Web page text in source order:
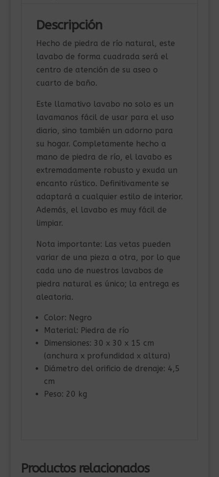
Descripción
Hecho de piedra de río natural, este
lavabo de forma cuadrada será el
centro de atención de su aseo o
cuarto de baño.
Este llamativo lavabo no solo es un
lavamanos fácil de usar para el uso
diario, sino también un adorno para
su hogar. Completamente hecho a
mano de piedra de río, el lavabo es
extremadamente robusto y exuda un
encanto rústico. Definitivamente se
adaptará a cualquier estilo de interior.
Además, el lavabo es muy fácil de
limpiar.
Nota importante: Las vetas pueden
variar de una pieza a otra, por lo que
cada uno de nuestros lavabos de
piedra natural es único; la entrega es
aleatoria.
Color: Negro
Material: Piedra de río
Dimensiones: 30 x 30 x 15 cm
(anchura x profundidad x altura)
Diámetro del orificio de drenaje: 4,5
cm
Peso: 20 kg
Productos relacionados